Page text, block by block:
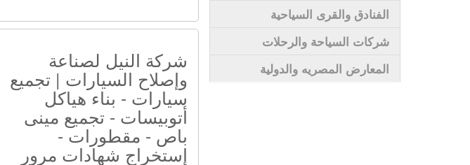
الفنادق والقرى السياحية
شركات السياحة والرحلات
المعارض المصريه والدولية
شركة النيل لصناعة
وإصلاح السيارات | تجميع
سيارات - بناء هياكل
أتوبيسات - تجميع مينى
باص - مقطورات -
إستخراج شهادات مرور